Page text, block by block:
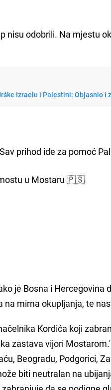
nisu odobrili. Na mjestu
Izraelu i Palestini: Objasnio i
prihod ide za pomoć
u Mostaru 🇵🇸
je Bosna i Hercegovina
mirna okupljanja, te
Kordića koji
zastava vijori
Beogradu, Podgorici,
biti neutralan na